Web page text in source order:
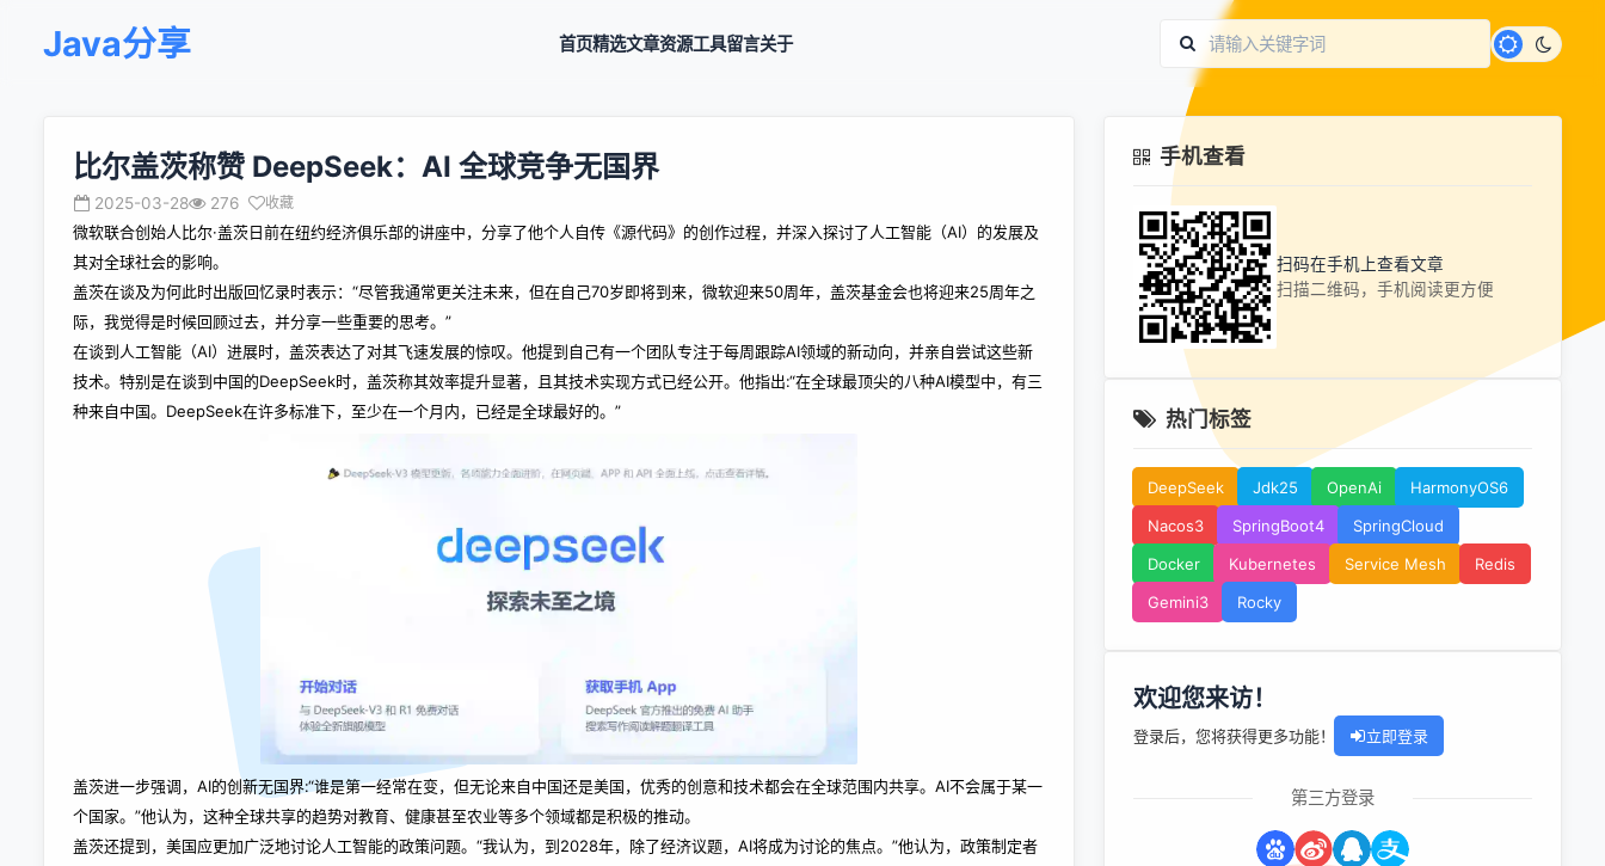
Java分享 首页精选文章资源工具留言关于
比尔盖茨称赞 DeepSeek：AI 全球竞争无国界
2025-03-28 276 收藏
微软联合创始人比尔·盖茨日前在纽约经济俱乐部的讲座中，分享了他个人自传《源代码》的创作过程，并深入探讨了人工智能（AI）的发展及
其对全球社会的影响。
盖茨在谈及为何此时出版回忆录时表示：“尽管我通常更关注未来，但在自己70岁即将到来，微软迎来50周年，盖茨基金会也将迎来25周年之
际，我觉得是时候回顾过去，并分享一些重要的思考。”
在谈到人工智能（AI）进展时，盖茨表达了对其飞速发展的惊叹。他提到自己有一个团队专注于每周跟踪AI领域的新动向，并亲自尝试这些新
技术。特别是在谈到中国的DeepSeek时，盖茨称其效率提升显著，且其技术实现方式已经公开。他指出:“在全球最顶尖的八种AI模型中，有三
种来自中国。DeepSeek在许多标准下，至少在一个月内，已经是全球最好的。”
盖茨进一步强调，AI的创新无国界:“谁是第一经常在变，但无论来自中国还是美国，优秀的创意和技术都会在全球范围内共享。AI不会属于某一
个国家。”他认为，这种全球共享的趋势对教育、健康甚至农业等多个领域都是积极的推动。
盖茨还提到，美国应更加广泛地讨论人工智能的政策问题。“我认为，到2028年，除了经济议题，AI将成为讨论的焦点。”他认为，政策制定者
手机查看
扫码在手机上查看文章
扫描二维码，手机阅读更方便
热门标签
DeepSeek Jdk25 OpenAi
HarmonyOS6
Nacos3
SpringBoot4
SpringCloud
Docker
Kubernetes Service Mesh
Redis
Gemini3
Rocky
欢迎您来访！
登录后，您将获得更多功能！ 立即登录
第三方登录